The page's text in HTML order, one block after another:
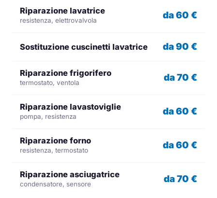
Riparazione lavatrice
resistenza, elettrovalvola da 60 €
Sostituzione cuscinetti lavatrice da 90 €
Riparazione frigorifero
termostato, ventola da 70 €
Riparazione lavastoviglie
pompa, resistenza da 60 €
Riparazione forno
resistenza, termostato da 60 €
Riparazione asciugatrice
condensatore, sensore da 70 €